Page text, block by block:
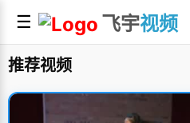
☰ 飞宇视频
推荐视频